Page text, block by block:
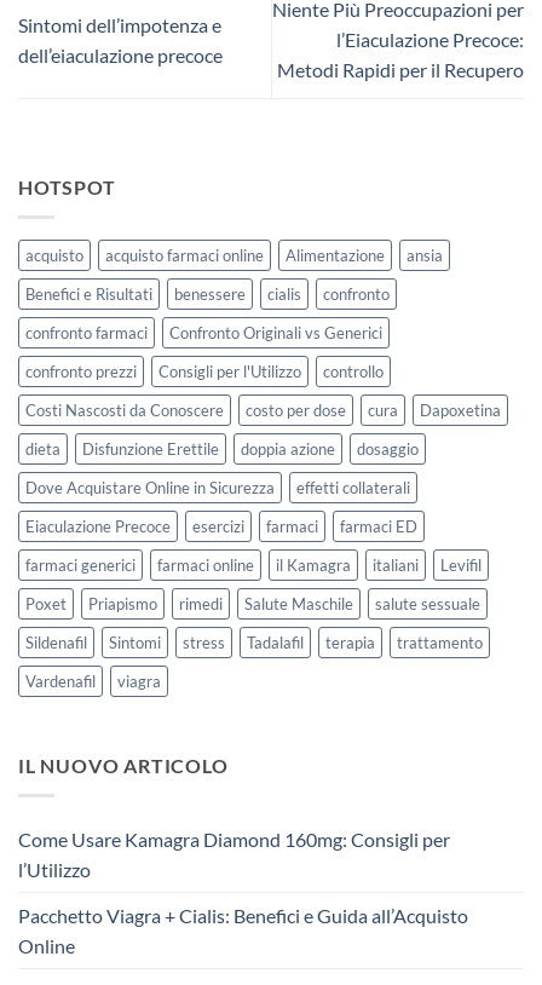
Sintomi dell’impotenza e
dell’eiaculazione precoce
Niente Più Preoccupazioni per
l’Eiaculazione Precoce:
Metodi Rapidi per il Recupero
HOTSPOT
acquisto acquisto farmaci online Alimentazione
ansia
Benefici e Risultati
benessere cialis
confronto
confronto farmaci
Confronto Originali vs Generici
confronto prezzi
Consigli per l'Utilizzo
controllo
Costi Nascosti da Conoscere
costo per dose cura
Dapoxetina
dieta
Disfunzione Erettile doppia azione
dosaggio
Dove Acquistare Online in Sicurezza
effetti collaterali
Eiaculazione Precoce
esercizi farmaci
farmaci ED
farmaci generici
farmaci online il Kamagra italiani
Levifil
Poxet
Priapismo rimedi Salute Maschile
salute sessuale
Sildenafil
Sintomi stress Tadalafil terapia
trattamento
Vardenafil
viagra
IL NUOVO ARTICOLO
Come Usare Kamagra Diamond 160mg: Consigli per
l’Utilizzo
Pacchetto Viagra + Cialis: Benefici e Guida all’Acquisto
Online